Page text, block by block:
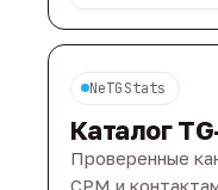
NeTGStats
Каталог
Проверенные
CPM и